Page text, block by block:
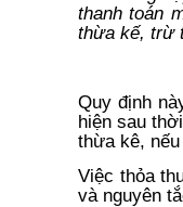
thanh toán
thừa kế, trừ
Quy định
hiện sau
thừa kê,
Việc thỏa
và nguyên